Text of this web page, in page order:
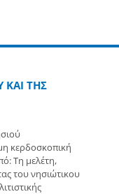
ΚΑΙ ΤΗΣ
κερδοσκοπική
Τη μελέτη,
του νησιώτικου